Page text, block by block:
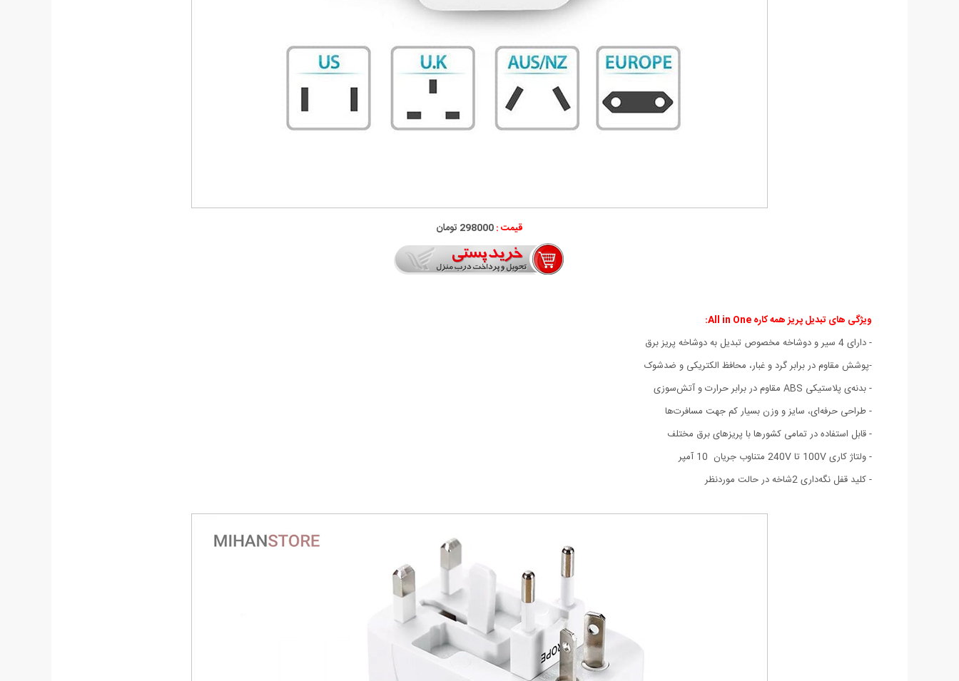
قیمت :298000 تومان
ویژگی های تبدیل پریز همه کاره All in One:
- دارای 4 سیر و دوشاخه مخصوص تبدیل به دوشاخه پریز برق
-پوشش مقاوم در برابر گرد و غبار، محافظ الکتریکی و ضدشوک
- بدنه‌ی پلاستیکی ABS مقاوم در برابر حرارت و آتش‌سوزی
- طراحی حرفه‌ای، سایز و وزن بسیار کم جهت مسافرت‌ها
- قابل استفاده در تمامی کشورها با پریزهای برق مختلف
- ولتاژ کاری 100V تا 240V متناوب جریان 10 آمپر
- کلید قفل نگه‌داری 2شاخه در حالت موردنظر